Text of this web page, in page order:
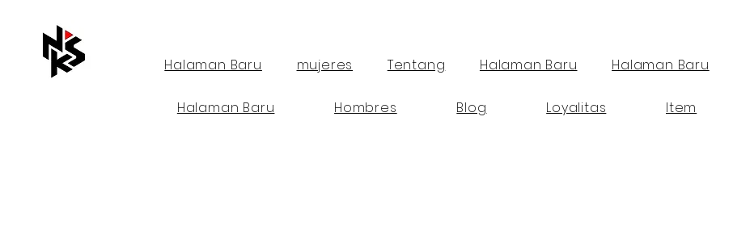
Halaman Baru mujeres Tentang Halaman Baru Halaman Baru
Halaman Baru Hombres Blog Loyalitas Item